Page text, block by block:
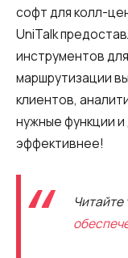
софт для колл-
UniTalk
инструментов
маршрутизации
клиентов,
нужные функции
эффективнее!
Читайте